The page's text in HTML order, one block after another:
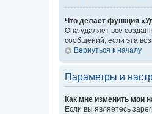
Что делает функция
Она удаляет все
сообщений, если эта
Вернуться к началу
Параметры и
Как мне изменить мои
Если вы являетесь